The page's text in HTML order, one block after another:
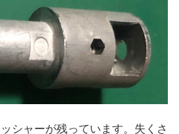
シャーが残っています。失くさ